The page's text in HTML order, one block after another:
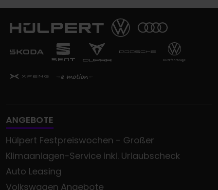
ANGEBOTE
Hülpert Festpreiswochen - Großer
Klimaanlagen-Service inkl. Urlaubscheck
Auto Leasing
Volkswagen Angebote